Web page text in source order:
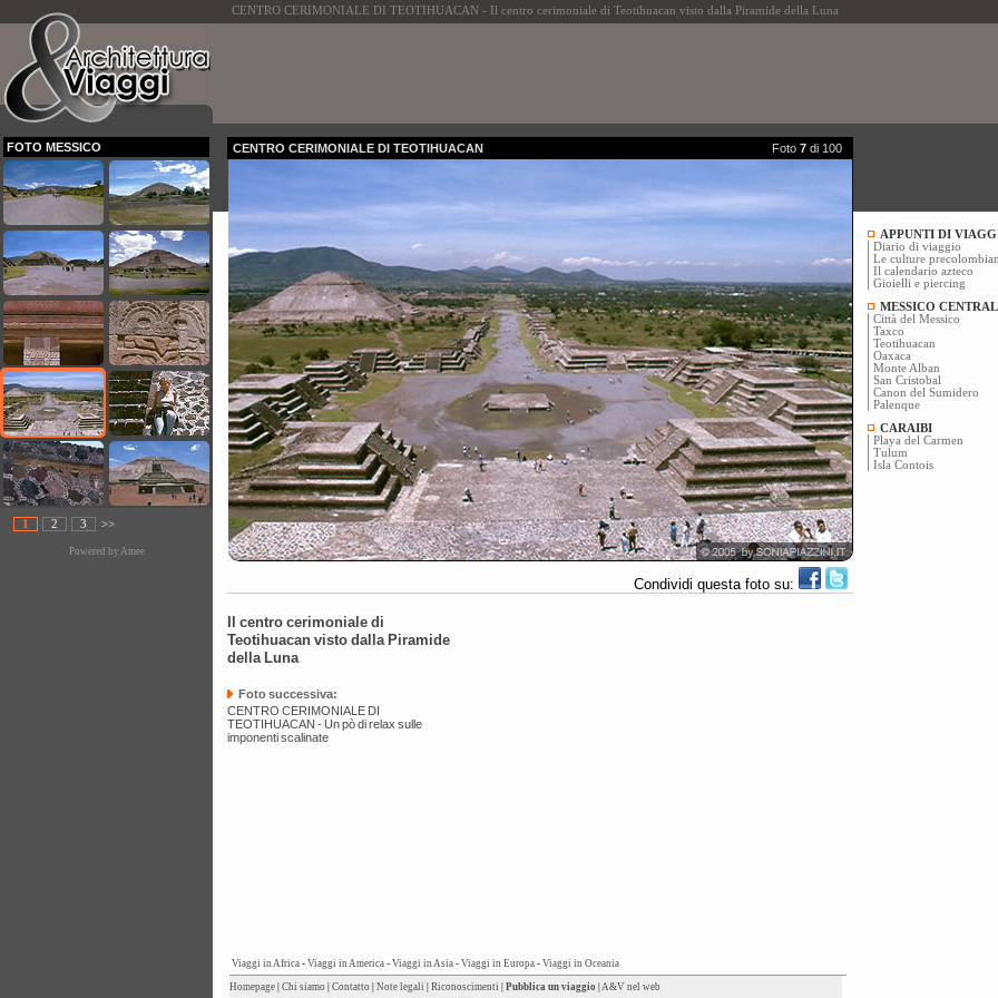
CENTRO CERIMONIALE DI TEOTIHUACAN - Il centro cerimoniale di Teotihuacan visto dalla Piramide della Luna
FOTO MESSICO
1 2 3 >>
Powered by Amee
CENTRO CERIMONIALE DI TEOTIHUACAN Foto 7 di 100
Condividi questa foto su:
Il centro cerimoniale di
Teotihuacan visto dalla Piramide
della Luna
Foto successiva:
CENTRO CERIMONIALE DI
TEOTIHUACAN - Un pò di relax sulle
imponenti scalinate
APPUNTI DI
Diario di viaggio
Le culture
Il calendario azteco
Gioielli e piercing
MESSICO
Città del Messico
Taxco
Teotihuacan
Oaxaca
Monte Alban
San Cristobal
Canon del Sumidero
Palenque
CARAIBI
Playa del Carmen
Tulum
Isla Contois
Viaggi in Africa - Viaggi in America - Viaggi in Asia - Viaggi in Europa - Viaggi in Oceania
Homepage Chi siamo Contatto Note legali Riconoscimenti Pubblica un viaggio A&V nel web